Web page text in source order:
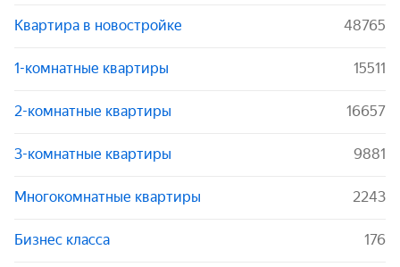
Квартира в новостройке 48765
1-комнатные квартиры 15511
2-комнатные квартиры 16657
3-комнатные квартиры 9881
Многокомнатные квартиры 2243
Бизнес класса 176